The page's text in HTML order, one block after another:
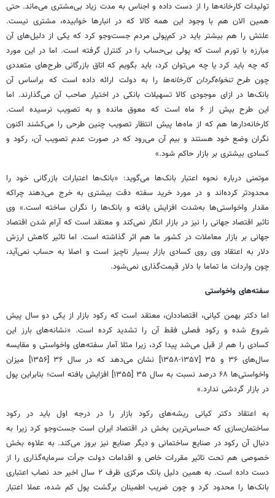
تولیدات کارخانه‌ها را از دست داده و اجناس به مدت زیاد بی‌مشتری می‌ماند. حتی
همین الان هم با وجود این همه کالا که در انبارها خوابیده، مشتری نیست.
علتش را هم بیشتر باید در کم‌پولی مردم جست‌وجو کرد که یکی از دلیل‌های آن
مبارزه با تورم است که پولی بی‌حساب را در کنترل گرفته است. اما در این مورد
که چه باید کرد یا چه می‌توان کرد، باید بگویم که اتاق بازرگانی طرح‌های متعددی
چونطرح تنخواه‌گردان کارخانه‌ها را به دولت ارائه داده است که براساس آن
بانک‌ها در ازای موجودی کالا تسهیلات بانکی در اختیار صاحب آن می‌گذارند. اما
این طرح بیش از ۶ ماه است که معوق مانده و به تصویب نرسیده است.
کارخانه‌دارها هم که از ماه‌ها پیش انتظار تصویب چنین طرحی را می‌کشند اکنون
نگران وضع خود هستند و بیم آن می‌رود که در صورت عدم تصویب آن، رکود و
کسادی بیشتری بر بازار حاکم شود.»
موتمنی درباره نحوه اعتبار بانک‌ها می‌گوید: «بانک‌ها اعتبارات بازرگانی خود را
محدودتر کرده‌اند و در مورد خرید سفته دقت بیشتری به خرج می‌دهند چراکه
مقدار واخواستی‌ها به‌شدت افزایش یافته و بانک‌ها را نگران ساخته است.» وی
تاثیر اقتصاد جهانی را نیز در بازار انکار نمی‌کند و معتقد است که آرام شدن اقتصاد
جهانی بر بازار معاملات در کشور ما هم اثر گذاشته است. اما تاثیر کاهش ارزش
دلار به اعتقاد وی روی کسادی بازار بسیار ناچیز است و اصلا به حساب نمی‌آید،
چون واردات ما تماما با دلار قیمت‌گذاری نمی‌شود.
سفته‌های واخواستی
اما دکتر بهمن کیانی، اقتصاددان، معتقد است که رکود بازار از یکی دو سال پیش
شروع شده و رکود فصلی فقط آن را تشدید کرده است. «نشانه‌های بارز این
کسادی را هم از قبل می‌شد پیدا کرد، زیرا مثلا آمار سفته‌های واخواستی و مقایسه
سال‌های ۳۶ و ۳۵ [۱۳۵۷-۱۳۵۸] نشان می‌دهد که در سال ۳۶ [۱۳۵۶] میزان
واخواستی‌ها ۶۸ درصد نسبت به سال ۳۵ [۱۳۵۵] افزایش یافته است؛ بنابراین پول
در بازار گردشی ندارد.»
به اعتقاد دکتر کیانی ریشه‌های رکود بازار را در درجه اول باید در رکود
ساختمان‌سازی که حساس‌ترین بخش در اقتصاد ایران است جست‌وجو کرد زیرا به
دنبال آن رکود در صنایع ساختمانی و دیگر صنایع نیز بروز می‌کند. به علاوه بخش
خصوصی هم تحت تاثیر مقررات خاص و اقدامات دولت جرأت سرمایه‌گذاری را از
دست داده است. به همین دلیل بانک مرکزی ظرف ۲ سال اخیر حد نصاب اعتباری
بانک‌ها را محدود کرد و چون ضریب اطمینان برگشت پول کم شده، عملا اعتبار